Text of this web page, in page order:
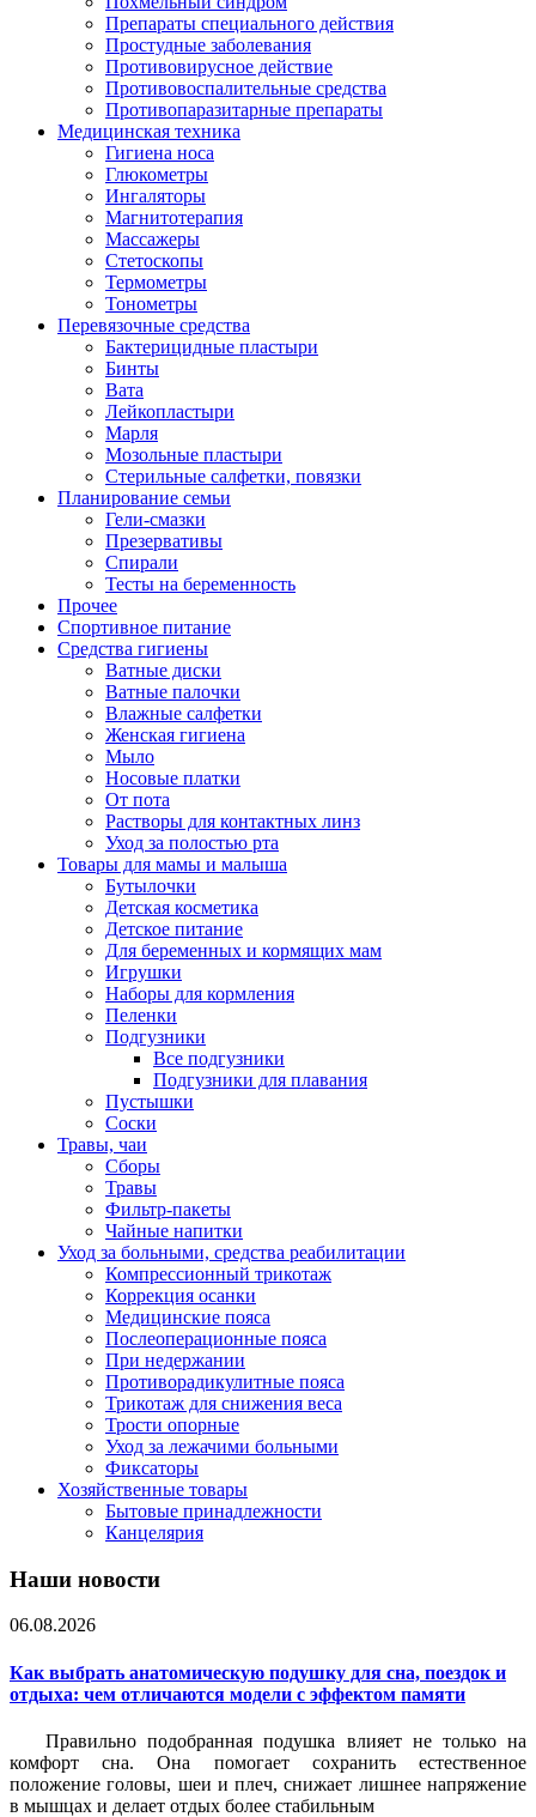
Препараты специального действия
Простудные заболевания
Противовирусное действие
Противовоспалительные средства
Противопаразитарные препараты
Медицинская техника
Гигиена носа
Глюкометры
Ингаляторы
Магнитотерапия
Массажеры
Стетоскопы
Термометры
Тонометры
Перевязочные средства
Бактерицидные пластыри
Бинты
Вата
Лейкопластыри
Марля
Мозольные пластыри
Стерильные салфетки, повязки
Планирование семьи
Гели-смазки
Презервативы
Спирали
Тесты на беременность
Прочее
Спортивное питание
Средства гигиены
Ватные диски
Ватные палочки
Влажные салфетки
Женская гигиена
Мыло
Носовые платки
От пота
Растворы для контактных линз
Уход за полостью рта
Товары для мамы и малыша
Бутылочки
Детская косметика
Детское питание
Для беременных и кормящих мам
Игрушки
Наборы для кормления
Пеленки
Подгузники
Все подгузники
Подгузники для плавания
Пустышки
Соски
Травы, чаи
Сборы
Травы
Фильтр-пакеты
Чайные напитки
Уход за больными, средства реабилитации
Компрессионный трикотаж
Коррекция осанки
Медицинские пояса
Послеоперационные пояса
При недержании
Противорадикулитные пояса
Трикотаж для снижения веса
Трости опорные
Уход за лежачими больными
Фиксаторы
Хозяйственные товары
Бытовые принадлежности
Канцелярия
Наши новости
06.08.2026
Как выбрать анатомическую подушку для сна, поездок и
отдыха: чем отличаются модели с эффектом памяти
Правильно подобранная подушка влияет не только на
комфорт сна. Она помогает сохранить естественное
положение головы, шеи и плеч, снижает лишнее напряжение
в мышцах и делает отдых более стабильным